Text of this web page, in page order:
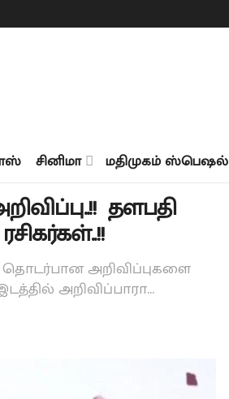
சினிமா மதிமுகம் ஸ்பெஷல்
தளபதி
அறிவிப்புகளை
அறிவிப்பாரா...